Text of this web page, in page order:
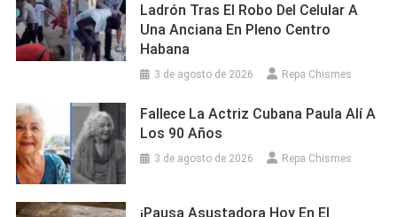
Ladrón Tras El Robo Del Celular A
Una Anciana En Pleno Centro
Habana
3 de agosto de 2026 Repa Chismes
Fallece La Actriz Cubana Paula Alí A
Los 90 Años
3 de agosto de 2026 Repa Chismes
¡Pausa Asustadora Hoy En El